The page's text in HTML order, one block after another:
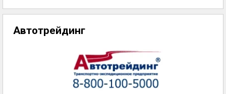
Автотрейдинг